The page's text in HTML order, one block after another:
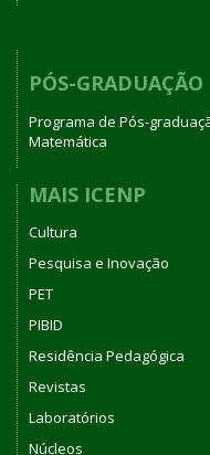
PÓS-GRADUAÇÃO
Programa de Pós-
Matemática
MAIS ICENP
Cultura
Pesquisa e Inovação
PET
PIBID
Residência Pedagógica
Revistas
Laboratórios
Núcleos